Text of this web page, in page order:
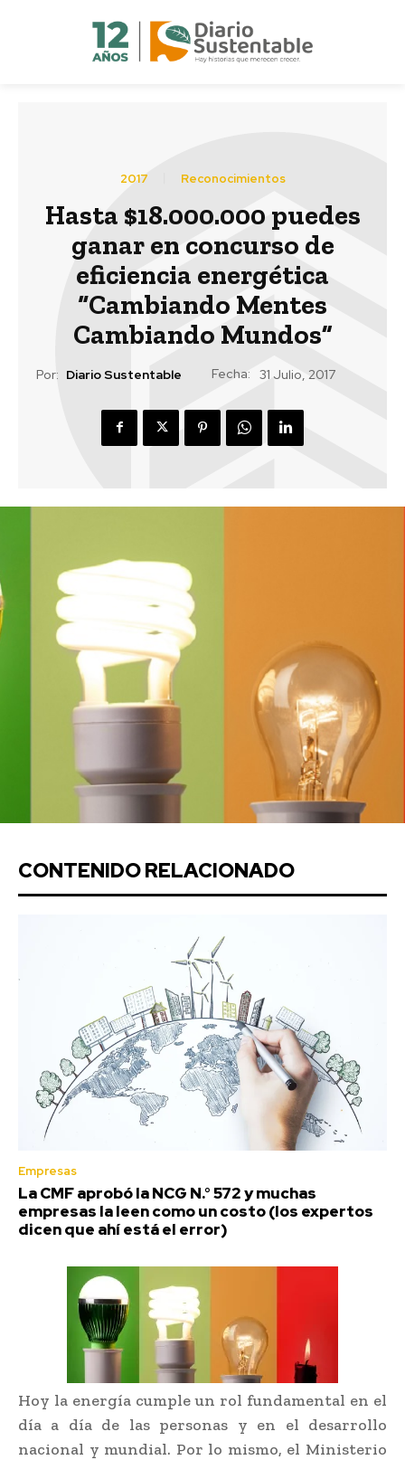
2017 Reconocimientos
Hasta $18.000.000 puedes
ganar en concurso de
eficiencia energética
“Cambiando Mentes
Cambiando Mundos”
Por: Diario Sustentable Fecha: 31 Julio, 2017
CONTENIDO RELACIONADO
Empresas
La CMF aprobó la NCG N.° 572 y muchas
empresas la leen como un costo (los expertos
dicen que ahí está el error)
Hoy la energía cumple un rol fundamental en el
día a día de las personas y en el desarrollo
nacional y mundial. Por lo mismo, el Ministerio